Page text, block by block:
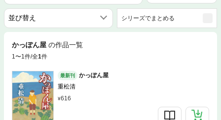
シリーズでまとめる
かっぽん屋 の作品一覧
1〜1件/全1件
最新刊
かっぽん屋
重松清
616